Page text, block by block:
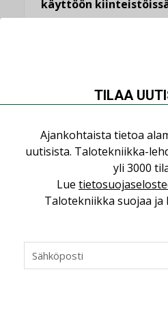
käyttöön
KOLUMNI
Yli miljoona kotia on
ilmanvaihtoa
Miten varmistetaan
saatavien tietojen
KOLUMNI
TILAA
Ajankohtaista tietoa
uutisista. Talotekniikka-
yli 3000
Lue
Talotekniikka suojaa ja